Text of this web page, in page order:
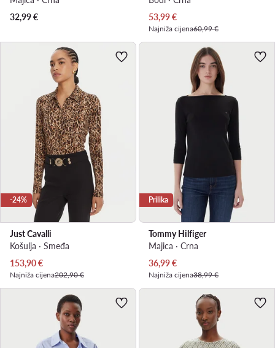
32,99€
Trenutna cijena
53,99€
Najniža cijena60,99 €
-24%
Just Cavalli
Košulja · Smeđa
Trenutna cijena
153,90€
Najniža cijena202,90 €
Prilika
Tommy Hilfiger
Majica · Crna
Trenutna cijena
36,99€
Najniža cijena38,99 €